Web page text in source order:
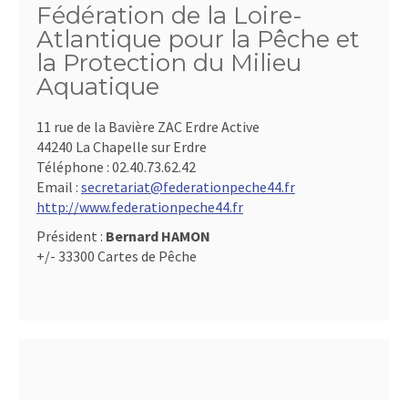
Fédération de la Loire-
Atlantique pour la Pêche et
la Protection du Milieu
Aquatique
11 rue de la Bavière ZAC Erdre Active
44240 La Chapelle sur Erdre
Téléphone : 02.40.73.62.42
Email : secretariat@federationpeche44.fr
http://www.federationpeche44.fr
Président : Bernard HAMON
+/- 33300 Cartes de Pêche